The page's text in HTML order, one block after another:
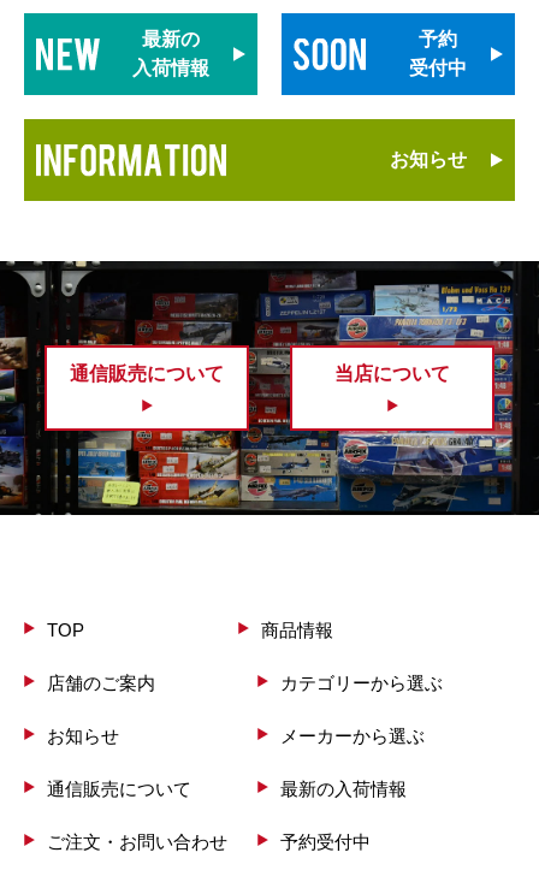
最新の
入荷情報
予約
受付中
お知らせ
通信販売について 当店について
TOP
店舗のご案内
お知らせ
通信販売について
ご注文・お問い合わせ
商品情報
カテゴリーから選ぶ
メーカーから選ぶ
最新の入荷情報
予約受付中